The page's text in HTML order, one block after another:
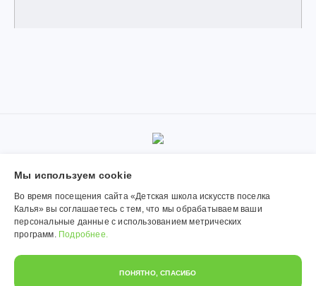
© 2019-2026, Муниципальное автономное учреждение
дополнительного образования «Детская школа искусств поселка
Калья». Использование материалов сайта согласуется с
администрацией учреждения.
Обработка персональных данных
Мы используем сookie
Во время посещения сайта «Детская школа искусств поселка
Калья» вы соглашаетесь с тем, что мы обрабатываем ваши
персональные данные с использованием метрических
программ. Подробнее.
ПОНЯТНО, СПАСИБО